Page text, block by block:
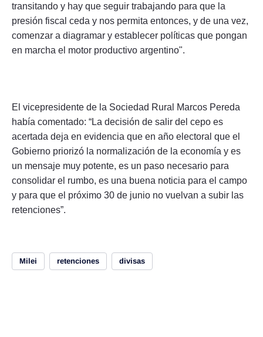
transitando y hay que seguir trabajando para que la
presión fiscal ceda y nos permita entonces, y de una vez,
comenzar a diagramar y establecer políticas que pongan
en marcha el motor productivo argentino".
El vicepresidente de la Sociedad Rural Marcos Pereda
había comentado: “La decisión de salir del cepo es
acertada deja en evidencia que en año electoral que el
Gobierno priorizó la normalización de la economía y es
un mensaje muy potente, es un paso necesario para
consolidar el rumbo, es una buena noticia para el campo
y para que el próximo 30 de junio no vuelvan a subir las
retenciones”.
Milei retenciones divisas